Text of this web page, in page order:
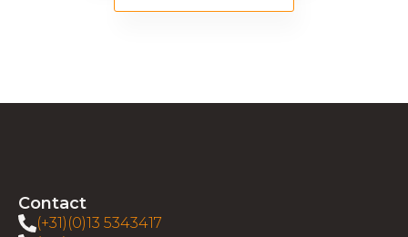
Contact
(+31)(0)13 5343417